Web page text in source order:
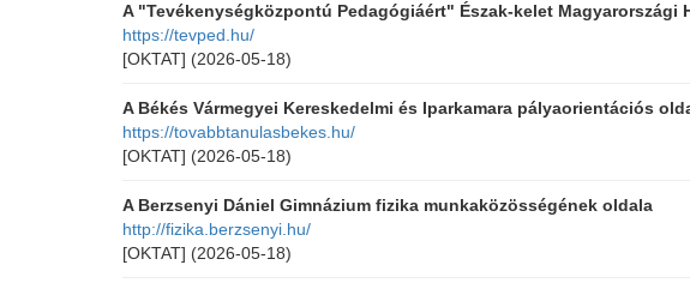
A "Tevékenységközpontú Pedagógiáért" Észak-kelet Magyarországi
https://tevped.hu/
[OKTAT] (2026-05-18)
A Békés Vármegyei Kereskedelmi és Iparkamara pályaorientációs
https://tovabbtanulasbekes.hu/
[OKTAT] (2026-05-18)
A Berzsenyi Dániel Gimnázium fizika munkaközösségének oldala
http://fizika.berzsenyi.hu/
[OKTAT] (2026-05-18)